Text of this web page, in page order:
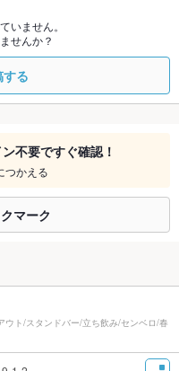
いません。
せんか？
る
不要ですぐ確認！
つかえる
マーク
ウト/スタンドバー/立ち飲み/センベロ/春